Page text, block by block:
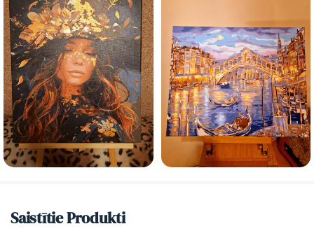
Saistītie Produkti